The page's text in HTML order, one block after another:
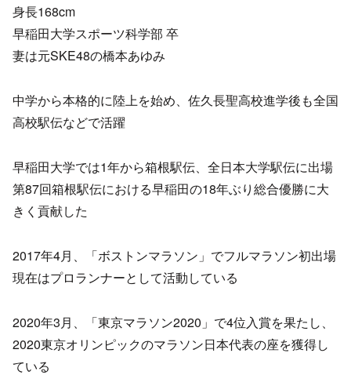
身長168cm
早稲田大学スポーツ科学部 卒
妻は元SKE48の橋本あゆみ
中学から本格的に陸上を始め、佐久長聖高校進学後も全国
高校駅伝などで活躍
早稲田大学では1年から箱根駅伝、全日本大学駅伝に出場
第87回箱根駅伝における早稲田の18年ぶり総合優勝に大
きく貢献した
2017年4月、「ボストンマラソン」でフルマラソン初出場
現在はプロランナーとして活動している
2020年3月、「東京マラソン2020」で4位入賞を果たし、
2020東京オリンピックのマラソン日本代表の座を獲得し
ている